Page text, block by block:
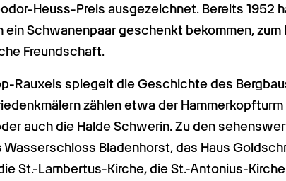
Heuss-Preis ausgezeichnet. Bereits 1952
ein Schwanenpaar geschenkt bekommen, zum
Freundschaft.
Rauxels spiegelt die Geschichte des
zählen etwa der Hammerkopfturm
auch die Halde Schwerin. Zu den
Wasserschloss Bladenhorst, das Haus
St.-Lambertus-Kirche, die St.-Antonius-